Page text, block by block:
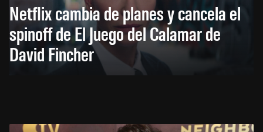
Netflix cambia de planes y cancela el
spinoff de El Juego del Calamar de
David Fincher